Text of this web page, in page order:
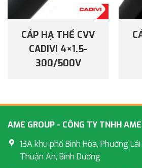
CÁP HẠ THẾ CVV
CADIVI 4×1.5-
300/500V
AME GROUP - CÔNG TY TNHH
13A khu phố Bình Hòa, Phường
Thuận An, Bình Dương